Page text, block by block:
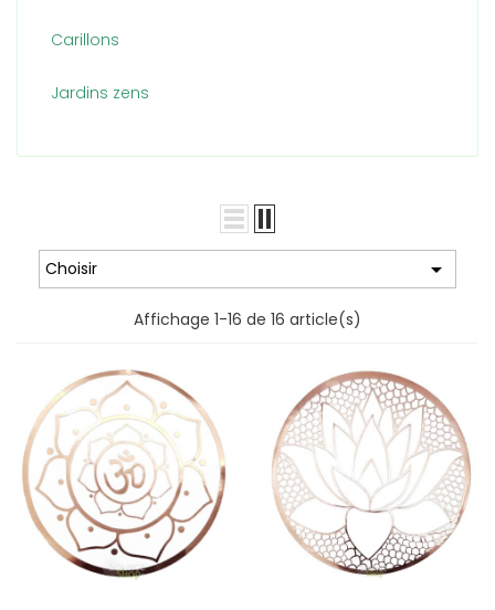
Carillons
Jardins zens
Choisir 
Affichage 1-16 de 16 article(s)